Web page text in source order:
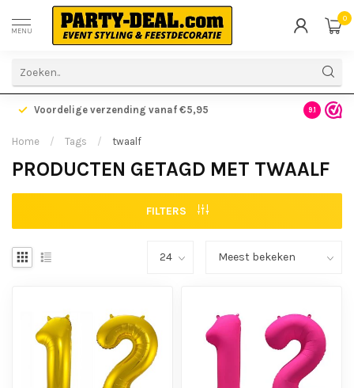
MENU
0
Voordelige verzending vanaf €5,95 Gratis
9.1
Home / Tags / twaalf
PRODUCTEN GETAGD MET TWAALF
FILTERS